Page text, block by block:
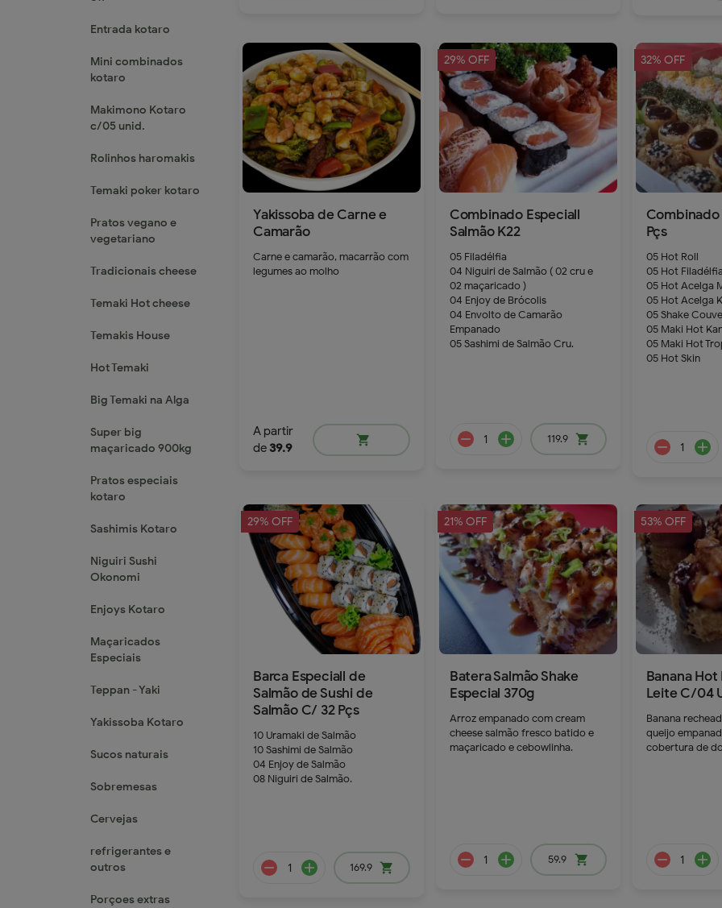
Entrada kotaro
Mini combinados
kotaro
Makimono Kotaro
c/05 unid.
Rolinhos haromakis
Temaki poker kotaro
Pratos vegano e
vegetariano
Tradicionais cheese
Temaki Hot cheese
Temakis House
Hot Temaki
Big Temaki na Alga
Super big
maçaricado 900kg
Pratos especiais
kotaro
Sashimis Kotaro
Niguiri Sushi
Okonomi
Enjoys Kotaro
Maçaricados
Especiais
Teppan - Yaki
Yakissoba Kotaro
Sucos naturais
Sobremesas
Cervejas
refrigerantes e
outros
Porçoes extras
remove add remove add
Yakissoba de Carne e
Camarão
Carne e camarão, macarrão com
legumes ao molho
A partir
de39.9
shopping_cart
29% OFF
Combinado Especiall
Salmão K22
05 Filadélfia
04 Niguiri de Salmão ( 02 cru e
02 maçaricado )
04 Enjoy de Brócolis
04 Envolto de Camarão
Empanado
05 Sashimi de Salmão Cru.
remove add
119.9 shopping_cart
32% OFF
Pçs
05 Hot Roll
05 Hot Filadélfia
05 Hot Acelga
05 Hot Acelga
05 Shake Couve
05 Maki Hot
05 Maki Hot
05 Hot Skin
29% OFF
Barca Especiall de
Salmão de Sushi de
Salmão C/ 32 Pçs
10 Uramaki de Salmão
10 Sashimi de Salmão
04 Enjoy de Salmão
08 Niguiri de Salmão.
169.9 shopping_cart
21% OFF
Batera Salmão Shake
Especial 370g
Arroz empanado com cream
cheese salmão fresco batido e
maçaricado e cebowlinha.
59.9 shopping_cart
53% OFF
Banana
Leite C/04
Banana
queijo
cobertura de